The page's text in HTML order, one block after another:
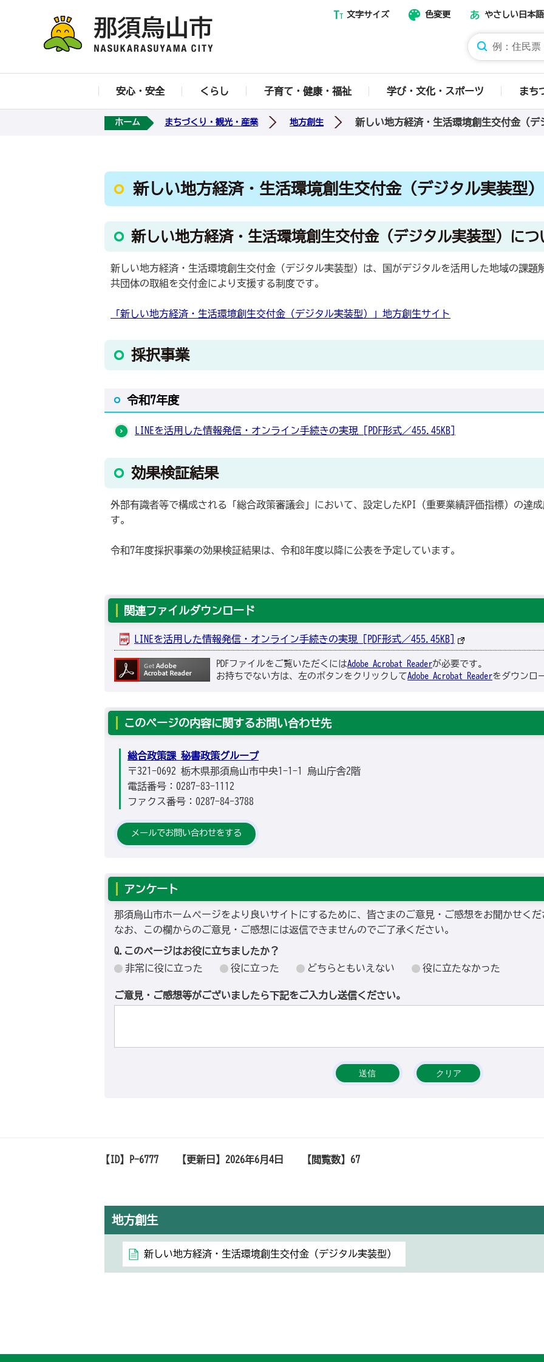
那須烏山市ホームページ
文字サイズ 色変更 やさしい日本語
安心・安全 くらし 子育て・健康・福祉 学び・文化・スポーツ まち
ホーム まちづくり・観光・産業 地方創生 新しい地方経済・生活環境創生交付金（デ
新しい地方経済・生活環境創生交付金（デジタル実装型）
新しい地方経済・生活環境創生交付金（デジタル実装型）につ
新しい地方経済・生活環境創生交付金（デジタル実装型）は、国がデジタルを活用した地域の課題
共団体の取組を交付金により支援する制度です。
「新しい地方経済・生活環境創生交付金（デジタル実装型）」地方創生サイト
採択事業
令和7年度
LINEを活用した情報発信・オンライン手続きの実現 [PDF形式／455.45KB]
効果検証結果
外部有識者等で構成される「総合政策審議会」において、設定したKPI（重要業績評価指標）の達
す。
令和7年度採択事業の効果検証結果は、令和8年度以降に公表を予定しています。
関連ファイルダウンロード
LINEを活用した情報発信・オンライン手続きの実現 [PDF形式／455.45KB]
PDFファイルをご覧いただくにはAdobe Acrobat Readerが必要です。
お持ちでない方は、左のボタンをクリックしてAdobe Acrobat Readerをダウンロ
このページの内容に関するお問い合わせ先
総合政策課 秘書政策グループ
〒321-0692 栃木県那須烏山市中央1-1-1 烏山庁舎2階
電話番号：0287-83-1112
ファクス番号：0287-84-3788
メールでお問い合わせをする
アンケート
那須烏山市ホームページをより良いサイトにするために、皆さまのご意見・ご感想をお聞かせくだ
なお、この欄からのご意見・ご感想には返信できませんのでご了承ください。
Q.このページはお役に立ちましたか？
非常に役に立った
役に立った どちらともいえない 役に立たなかった
ご意見・ご感想等がございましたら下記をご入力し送信ください。
【ID】 P-6777 【更新日】 2026年6月4日 【閲覧数】 67
地方創生
新しい地方経済・生活環境創生交付金（デジタル実装型）